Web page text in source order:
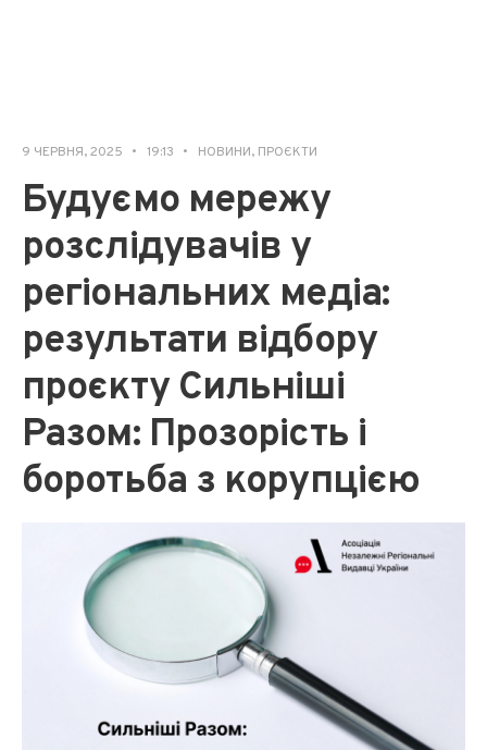
9 ЧЕРВНЯ, 2025 • 19:13 • НОВИНИ, ПРОЄКТИ
Будуємо мережу
розслідувачів у
регіональних медіа:
результати відбору
проєкту Сильніші
Разом: Прозорість і
боротьба з корупцією